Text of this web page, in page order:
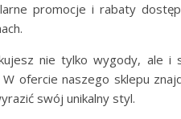
promocje i rabaty
nie tylko wygody, ale
W ofercie naszego sklepu
swój unikalny styl.